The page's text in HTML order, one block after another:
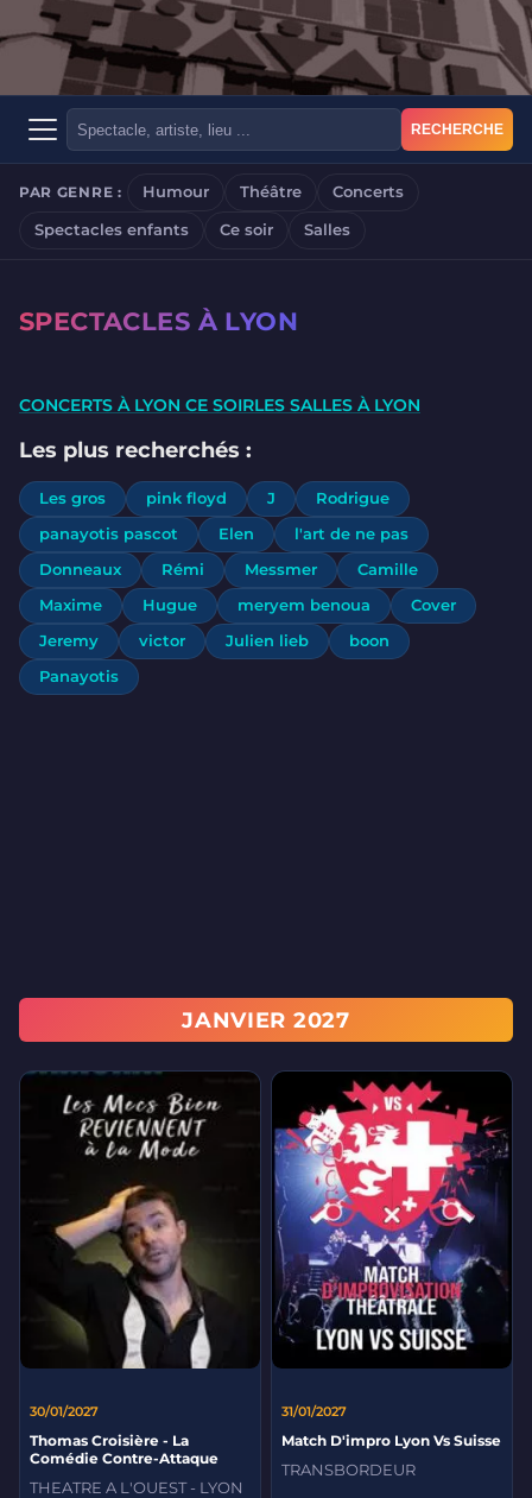
RECHERCHE
PAR GENRE : Humour Théâtre Concerts
Spectacles enfants Ce soir Salles
SPECTACLES À LYON
CONCERTS À LYON CE SOIRLES SALLES À LYON
Les plus recherchés :
Les gros pink floyd J
Rodrigue
panayotis pascot
Elen
l'art de ne pas
Donneaux
Rémi Messmer
Camille
Maxime
Hugue meryem benoua
Cover
Jeremy
victor Julien lieb
boon
Panayotis
JANVIER 2027
30/01/2027
Thomas Croisière - La
Comédie Contre-Attaque
THEATRE A L'OUEST - LYON
31/01/2027
Match D'impro Lyon Vs Suisse
TRANSBORDEUR